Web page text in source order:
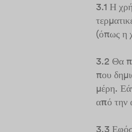
3.1 Η
(όπως η
3.2 Θα
που
μέρη.
από την
3.3